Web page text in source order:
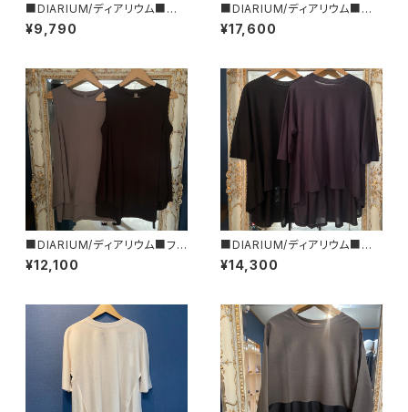
■DIARIUM/ディアリウム■プ
ロミックス・２WAYトップス■初
秋新作！■MADE IN JAPAN
¥9,790
■DIARIUM/ディアリウム■シ
アー・ストライプ・カーディガン■
初秋新作！■MADE IN JAPAN
¥17,600
■DIARIUM/ディアリウム■フレ
アー・タンクトップ■初秋新作！
■MADE IN JAPAN
¥12,100
■DIARIUM/ディアリウム■バッ
クフレアーカットソー■初秋新
作！■MADE IN JAPAN
¥14,300